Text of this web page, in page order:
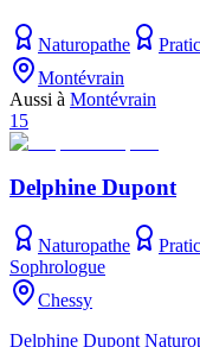
Naturopathe
Montévrain
Aussi à Montévrain
15
Delphine Dupont
Naturopathe
Sophrologue
Chessy
Delphine Dupont